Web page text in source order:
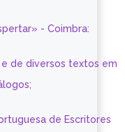
- Coimbra:
de diversos textos em
de Escritores